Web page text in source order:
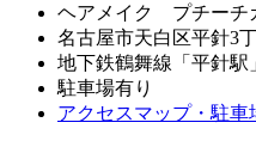
ヘアメイク プチーチ
名古屋市天白区平針3
地下鉄鶴舞線「平針駅
駐車場有り
アクセスマップ・駐車